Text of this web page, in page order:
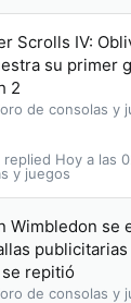
Scrolls IV:
su primer
2
de consolas y
y juegos
Hoy a las
Wimbledon se
se repitió
de consolas y